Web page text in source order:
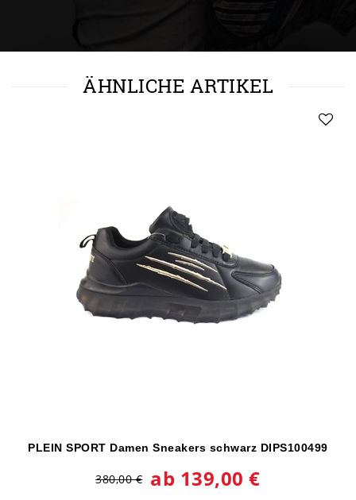
ÄHNLICHE ARTIKEL
PLEIN SPORT Damen Sneakers schwarz DIPS100499
380,00 € ab 139,00 €